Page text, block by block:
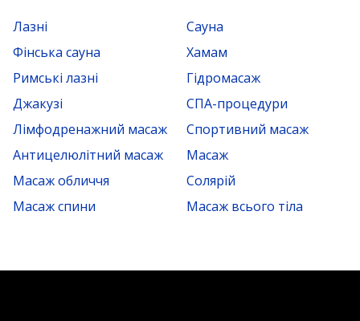
Лазні
Сауна
Фінська сауна
Хамам
Римські лазні
Гідромасаж
Джакузі
СПА-процедури
Лімфодренажний масаж
Спортивний масаж
Антицелюлітний масаж
Масаж
Масаж обличчя
Солярій
Масаж спини
Масаж всього тіла